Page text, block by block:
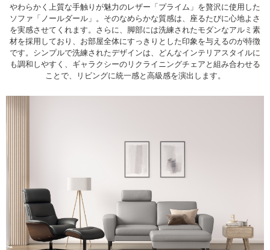
やわらかく上質な手触りが魅力のレザー「プライム」を贅沢に使用した
ソファ「ノールダール」。そのなめらかな質感は、座るたびに心地よさ
を実感させてくれます。さらに、脚部には洗練されたモダンなアルミ素
材を採用しており、お部屋全体にすっきりとした印象を与えるのが特徴
です。シンプルで洗練されたデザインは、どんなインテリアスタイルに
も調和しやすく、ギャラクシーのリクライニングチェアと組み合わせる
ことで、リビングに統一感と高級感を演出します。